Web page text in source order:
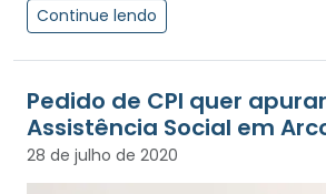
Continue lendo
Pedido de CPI quer
Assistência Social em
28 de julho de 2020